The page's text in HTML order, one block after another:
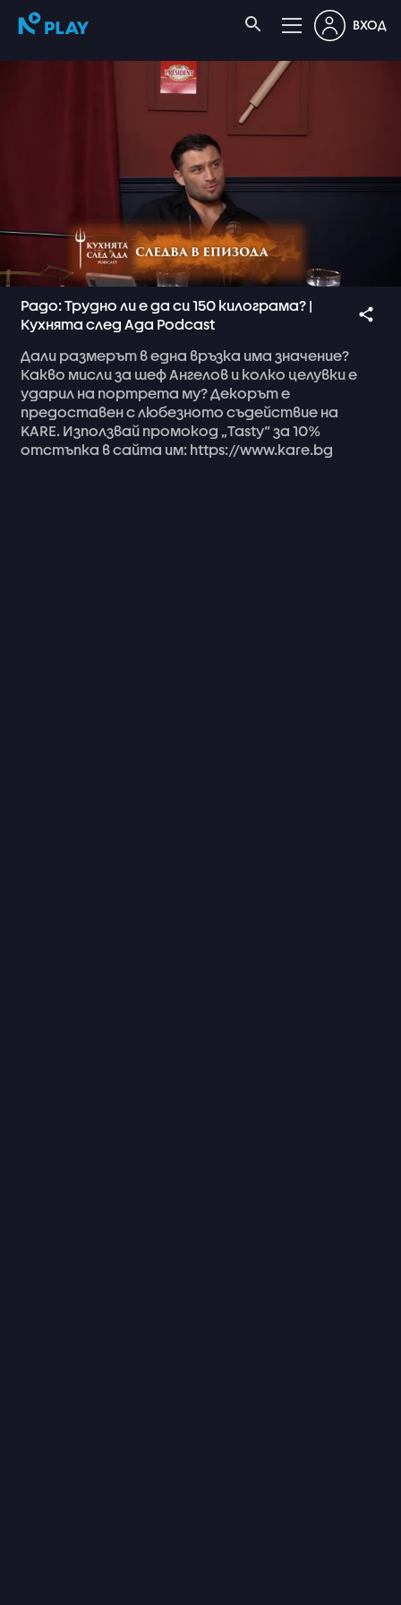
ВХОД
Радо: Трудно ли е да си 150 килограма? |
Кухнята след Ада Podcast
Дали размерът ведна връзка има значение?
Какво мислиза шефАнгелов и колко целувкие
ударил на портрета му?Декоръте
предоставенслюбезното съдействие на
KARE. Използвай промокод „Tasty“за 10%
отстъпка всайта им: https://www.kare.bg